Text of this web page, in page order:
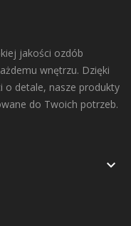
jakości ozdób
wnętrzu. Dzięki
o detale, nasze produkty
do Twoich potrzeb.
